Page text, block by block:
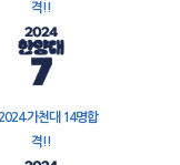
격!!
2024 가천대 14명합
격!!